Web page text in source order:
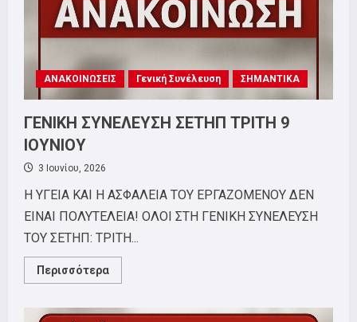
ΑΝΑΚΟΙΝΩΣΕΙΣ Γενική Συνέλευση ΣΗΜΑΝΤΙΚΑ
ΓΕΝΙΚΗ ΣΥΝΕΛΕΥΣΗ ΣΕΤΗΠ ΤΡΙΤΗ 9
ΙΟΥΝΙΟΥ
3 Ιουνίου, 2026
Η ΥΓΕΙΑ ΚΑΙ Η ΑΣΦΑΛΕΙΑ ΤΟΥ ΕΡΓΑΖΟΜΕΝΟΥ ΔΕΝ
ΕΙΝΑΙ ΠΟΛΥΤΕΛΕΙΑ! ΟΛΟΙ ΣΤΗ ΓΕΝΙΚΗ ΣΥΝΕΛΕΥΣΗ
ΤΟΥ ΣΕΤΗΠ: ΤΡΙΤΗ...
Περισσότερα
more
ΣΥΝΕΛΕΥΣΗ